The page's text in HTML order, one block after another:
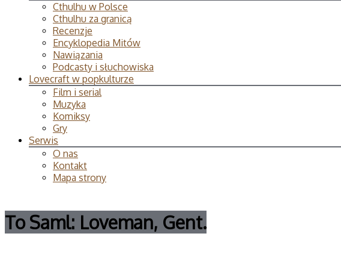
Cthulhu w Polsce
Cthulhu za granicą
Recenzje
Encyklopedia Mitów
Nawiązania
Podcasty i słuchowiska
Lovecraft w popkulturze
Film i serial
Muzyka
Komiksy
Gry
Serwis
O nas
Kontakt
Mapa strony
To Saml: Loveman, Gent.